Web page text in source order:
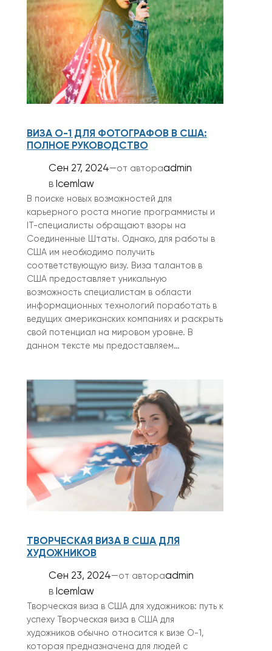
ВИЗА O-1 ДЛЯ ФОТОГРАФОВ В США:
ПОЛНОЕ РУКОВОДСТВО
Сен 27, 2024—от автораadmin
в Icemlaw
В поиске новых возможностей для
карьерного роста многие программисты и
IT-специалисты обращают взоры на
Соединенные Штаты. Однако, для работы в
США им необходимо получить
соответствующую визу. Виза талантов в
США предоставляет уникальную
возможность специалистам в области
информационных технологий поработать в
ведущих американских компаниях и раскрыть
свой потенциал на мировом уровне. В
данном тексте мы предоставляем…
ТВОРЧЕСКАЯ ВИЗА В США ДЛЯ
ХУДОЖНИКОВ
Сен 23, 2024—от автораadmin
в Icemlaw
Творческая виза в США для художников: путь к
успеху Творческая виза в США для
художников обычно относится к визе O-1,
которая предназначена для людей с